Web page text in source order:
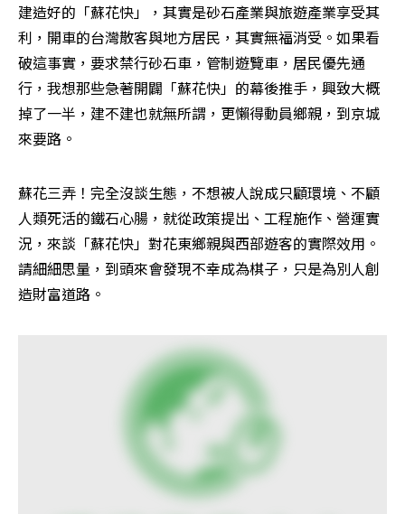
建造好的「蘇花快」，其實是砂石產業與旅遊產業享受其
利，開車的台灣散客與地方居民，其實無福消受。如果看
破這事實，要求禁行砂石車，管制遊覽車，居民優先通
行，我想那些急著開闢「蘇花快」的幕後推手，興致大概
掉了一半，建不建也就無所謂，更懶得動員鄉親，到京城
來要路。
蘇花三弄！完全沒談生態，不想被人說成只顧環境、不顧
人類死活的鐵石心腸，就從政策提出、工程施作、營運實
況，來談「蘇花快」對花東鄉親與西部遊客的實際效用。
請細細思量，到頭來會發現不幸成為棋子，只是為別人創
造財富道路。